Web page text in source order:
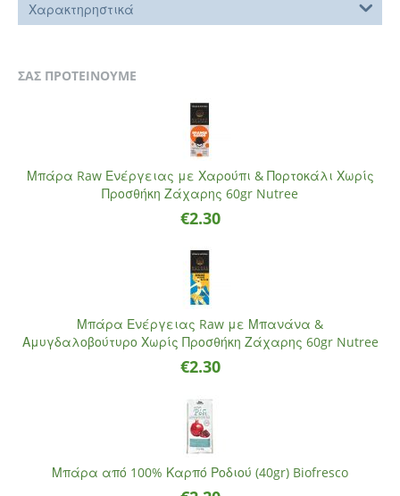
Χαρακτηρηστικά
ΣΑΣ ΠΡΟΤΕΙΝΟΥΜΕ
Μπάρα Raw Ενέργειας με Χαρούπι & Πορτοκάλι Χωρίς
Προσθήκη Ζάχαρης 60gr Nutree
€2.30
Μπάρα Ενέργειας Raw με Μπανάνα &
Αμυγδαλοβούτυρο Χωρίς Προσθήκη Ζάχαρης 60gr Nutree
€2.30
Μπάρα από 100% Καρπό Ροδιού (40gr) Biofresco